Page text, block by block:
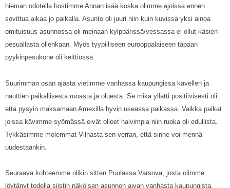
hieman odotella hostimme Annan isää koska olimme ajoissa ennen
sovittua aikaa jo paikalla. Asunto oli juuri niin kuin kuvissa yksi ainoa
omituisuus asunnossa oli meinaan kylppärissä/vessassa ei ollut käsien
pesuallasta ollenkaan. Myös tyypilliseen eurooppalaiseen tapaan
pyykinpesukone oli keittiössä.
Suurimman osan ajasta vietimme vanhassa kaupungissa kävellen ja
nauttien paikallisesta ruoasta ja oluesta. Se mikä yllätti positiivisesti oli
että pysyin maksamaan Amexilla hyvin useassa paikassa. Vaikka paikat
joissa kävimme syömässä eivät olleet halvimpia niin ruoka oli edullista.
Tykkäsimme molemmat Vilnasta sen verran, että sinne voi mennä
uudestaankin.
Seuraava kohteemme olikin sitten Puolassa Varsova, josta olimme
löytänyt todella siistin näköisen asunnon aivan vanhasta kaupungista.